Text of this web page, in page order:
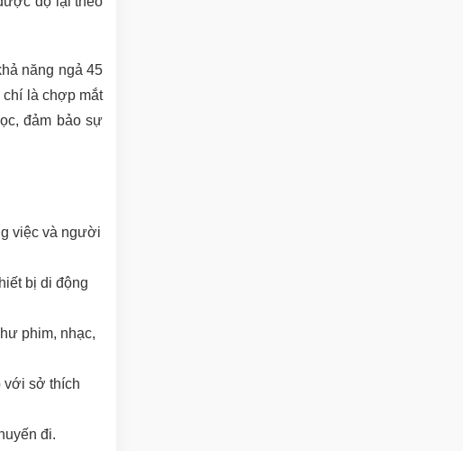
năng ngả 45
chí là chợp mắt
đảm bảo sự
việc và người
bị di động
phim, nhạc,
với sở thích
đi.